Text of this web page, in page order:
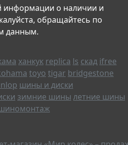
информации о наличии и
обращайтесь по
данным.
ханкук replica ls скад ifree
toyo tigar bridgestone
шины и диски
зимние шины летние шины